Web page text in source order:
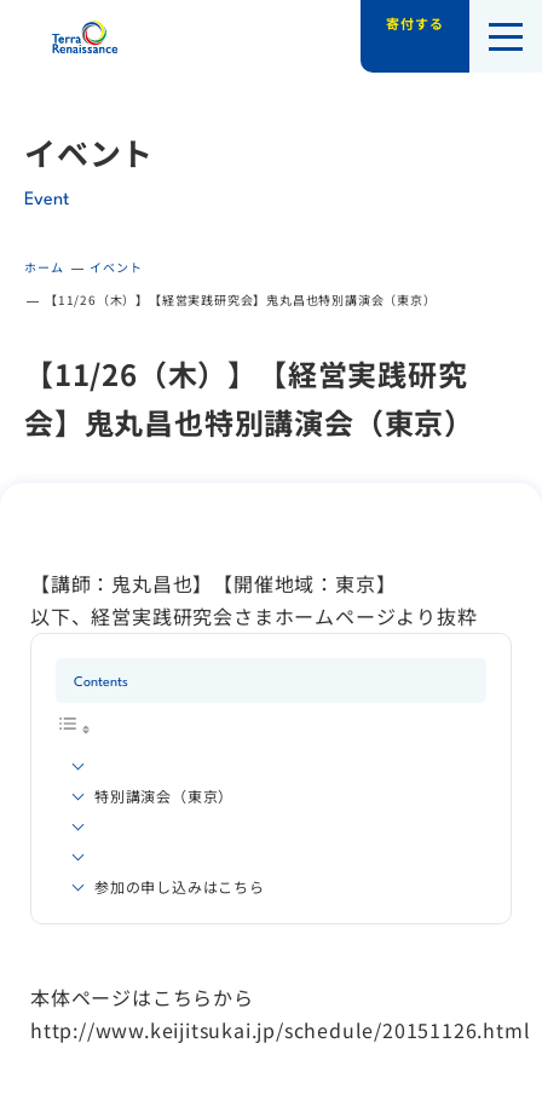
認定NPO法人テラ・ルネッサンス（平和
寄付する
イベント
Event
ホーム
イベント
【11/26（木）】【経営実践研究会】鬼丸昌也特別講演会（東京）
【11/26（木）】【経営実践研究
会】鬼丸昌也特別講演会（東京）
【講師：鬼丸昌也】【開催地域：東京】
以下、経営実践研究会さまホームページより抜粋
Contents
特別講演会（東京）
参加の申し込みはこちら
本体ページはこちらから
http://www.keijitsukai.jp/schedule/20151126.html